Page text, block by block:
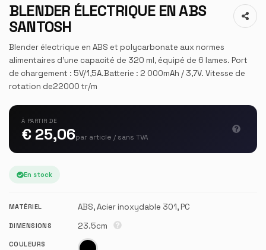
BLENDER ÉLECTRIQUE EN ABS
SANTOSH
Blender électrique en ABS et polycarbonate aux normes
alimentaires d'une capacité de 320 ml, équipé de 6 lames. Port
de chargement : 5V/1,5A.Batterie : 2 000mAh / 3,7V. Vitesse de
rotation de22000 tr/m
À PARTIR DE
€ 25,06par article / sans TVA
En stock
MATÉRIEL ABS, Acier inoxydable 301, PC
DIMENSIONS 23.5cm
COULEURS